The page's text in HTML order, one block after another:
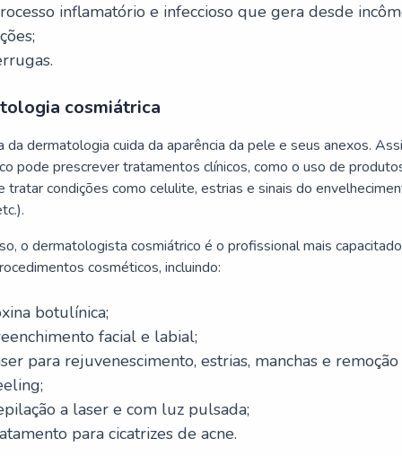
inflamatório e infeccioso que gera desde
cosmiátrica
da dermatologia cuida da aparência da pele e seus anexos.
pode prescrever tratamentos clínicos, como o uso de
tratar condições como celulite, estrias e sinais do
o dermatologista cosmiátrico é o profissional mais
cosméticos, incluindo:
botulínica;
facial e labial;
para rejuvenescimento, estrias, manchas e
a laser e com luz pulsada;
para cicatrizes de acne.